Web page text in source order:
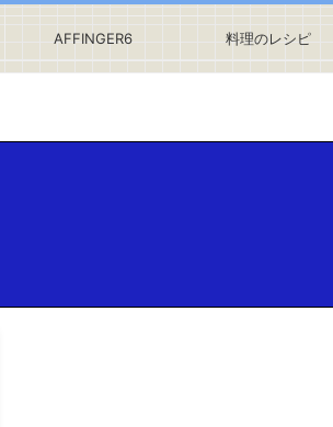
AFFINGER6 料理のレシピ